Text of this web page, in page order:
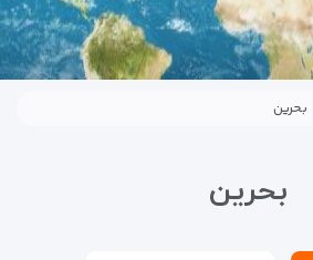
بحرین
بحرین